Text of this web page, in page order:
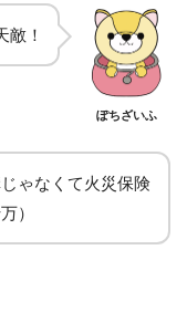
敵！
ぽちざいふ
ゃなくて火災保険
）